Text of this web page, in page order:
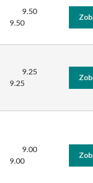
9.50
9.50
9.25
9.25
9.00
9.00